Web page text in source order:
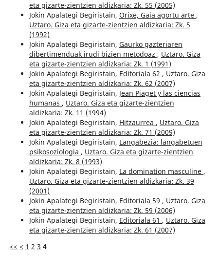
eta gizarte-zientzien aldizkaria: Zk. 55 (2005)
Jokin Apalategi Begiristain, Orixe, Gaia agortu arte ,
Uztaro. Giza eta gizarte-zientzien aldizkaria: Zk. 5
(1992)
Jokin Apalategi Begiristain, Gaurko gazteriaren
dibertimenduak irudi bizien metodoaz , Uztaro. Giza
eta gizarte-zientzien aldizkaria: Zk. 1 (1991)
Jokin Apalategi Begiristain, Editoriala 62 , Uztaro. Giza
eta gizarte-zientzien aldizkaria: Zk. 62 (2007)
Jokin Apalategi Begiristain, Jean Piaget y las ciencias
humanas , Uztaro. Giza eta gizarte-zientzien
aldizkaria: Zk. 11 (1994)
Jokin Apalategi Begiristain, Hitzaurrea , Uztaro. Giza
eta gizarte-zientzien aldizkaria: Zk. 71 (2009)
Jokin Apalategi Begiristain, Langabezia: langabetuen
psikosoziologia , Uztaro. Giza eta gizarte-zientzien
aldizkaria: Zk. 8 (1993)
Jokin Apalategi Begiristain, La domination masculine ,
Uztaro. Giza eta gizarte-zientzien aldizkaria: Zk. 39
(2001)
Jokin Apalategi Begiristain, Editoriala 59 , Uztaro. Giza
eta gizarte-zientzien aldizkaria: Zk. 59 (2006)
Jokin Apalategi Begiristain, Editoriala 61 , Uztaro. Giza
eta gizarte-zientzien aldizkaria: Zk. 61 (2007)
<< < 1 2 3 4